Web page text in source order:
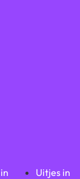
Uitjes in